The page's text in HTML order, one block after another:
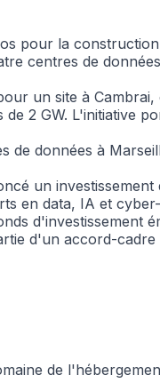
pour la
centres de
un site à
2 GW. L'initiative
de données à
un
en data, IA et
d'investissement
d'un accord-
de